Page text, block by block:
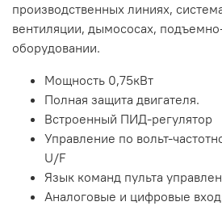
производственных линиях,
вентиляции, дымососах,
оборудовании.
Мощность 0,75кВт
Полная защита двигателя.
Встроенный ПИД-регулятор
Управление по вольт-
U/F
Язык команд пульта
Аналоговые и цифровые